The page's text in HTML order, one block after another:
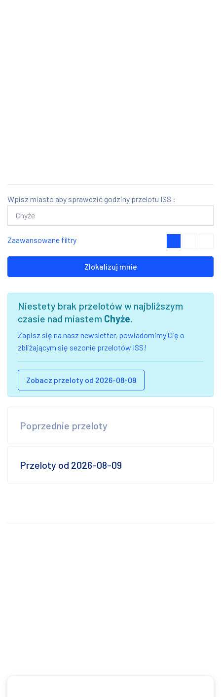
Wpisz miasto aby sprawdzić godziny przelotu ISS :
Zaawansowane filtry
Zlokalizuj mnie
Niestety brak przelotów w najbliższym
czasie nad miastem Chyże.
Zapisz się na nasz newsletter, powiadomimy Cię o
zbliżającym się sezonie przelotów ISS!
Zobacz przeloty od 2026-08-09
Poprzednie przeloty
Przeloty od 2026-08-09